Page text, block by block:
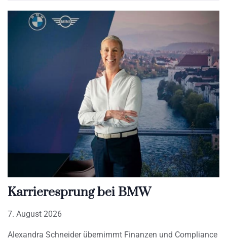
Karrieresprung bei BMW
7. August 2026
Alexandra Schneider übernimmt Finanzen und Compliance